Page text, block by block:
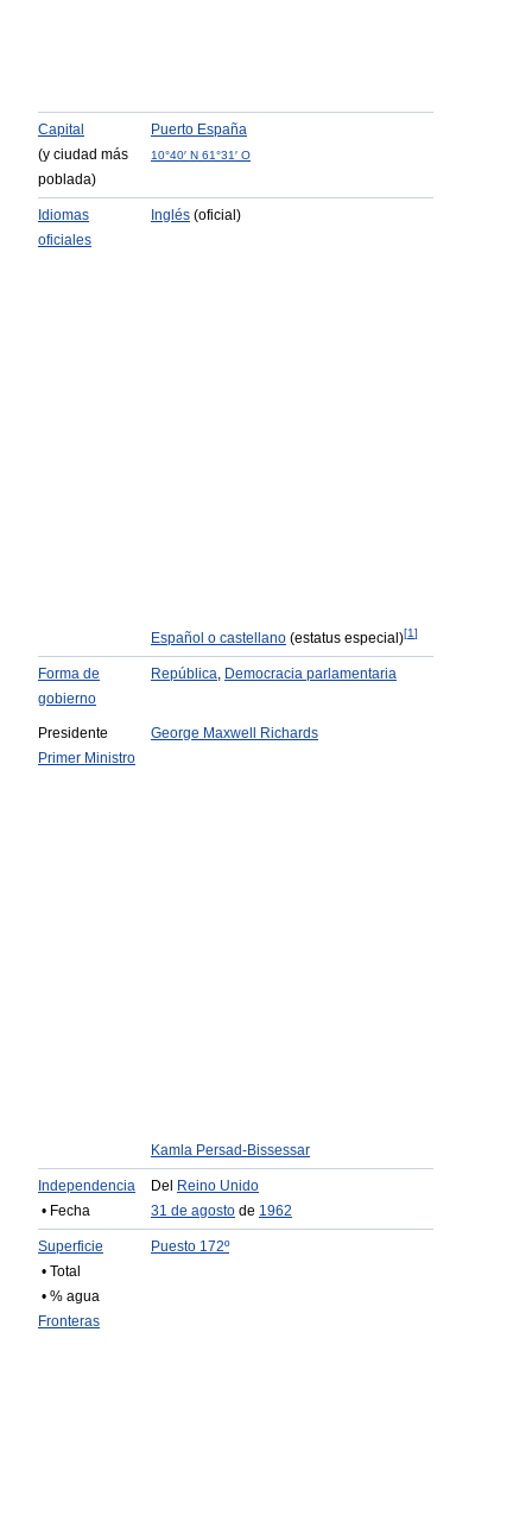
Capital
(y ciudad más
poblada)
Puerto España
10°40′ N 61°31′ O
Idiomas
oficiales
Inglés (oficial)
Español o castellano (estatus especial)[1]
Forma de
gobierno
República, Democracia parlamentaria
Presidente
Primer Ministro
George Maxwell Richards
Kamla Persad-Bissessar
Independencia
• Fecha
Del
Reino Unido
31 de agosto de 1962
Superficie
• Total
• % agua
Fronteras
Puesto 172º